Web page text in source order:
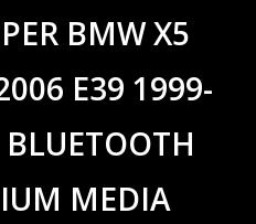
BMW X5
E39 1999-
MEDIA